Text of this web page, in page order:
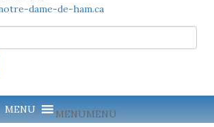
dame-de-ham.ca
MENUMENU